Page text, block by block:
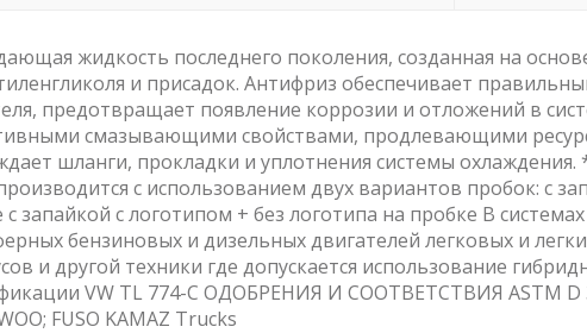
жидкость последнего поколения, созданная на
и присадок. Антифриз обеспечивает
предотвращает появление коррозии и отложений в
смазывающими свойствами, продлевающими
шланги, прокладки и уплотнения системы охлаждения.
с использованием двух вариантов пробок: с
с запайкой с логотипом + без логотипа на пробке В
бензиновых и дизельных двигателей легковых и
и другой техники где допускается использование
VW TL 774-C ОДОБРЕНИЯ И СООТВЕТСТВИЯ ASTM D
FUSO KAMAZ Trucks